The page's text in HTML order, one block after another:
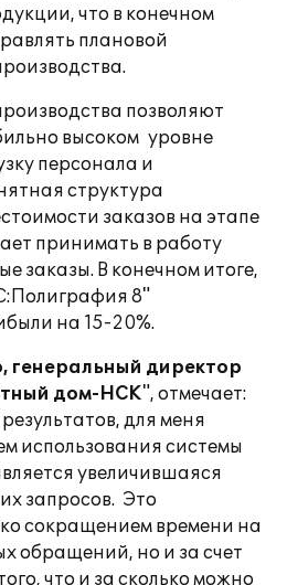
что в конечном
плановой
позволяют
высоком уровне
персонала и
структура
заказов на этапе
принимать в работу
заказы. В конечном итоге,
8"
на 15-20%.
генеральный директор
дом-НСК", отмечает:
для меня
использования системы
увеличившаяся
запросов. Это
сокращением времени на
обращений, но и за счет
что и за сколько можно